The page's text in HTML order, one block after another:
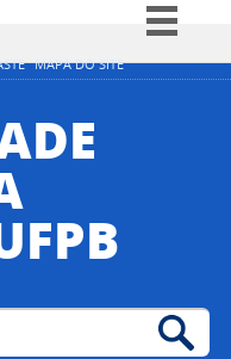
MAPA DO SITE
Simplifique!
Participe
Acesso à informação
Canais